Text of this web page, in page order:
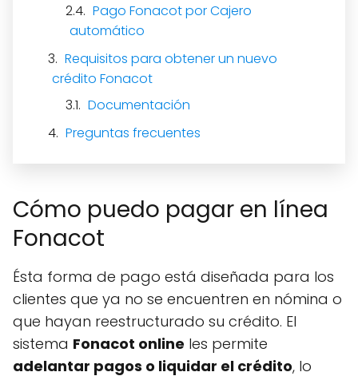
Pago Fonacot por Cajero
automático
Requisitos para obtener un nuevo
crédito Fonacot
Documentación
Preguntas frecuentes
Cómo puedo pagar en línea
Fonacot
Ésta forma de pago está diseñada para los
clientes que ya no se encuentren en nómina o
que hayan reestructurado su crédito. El
sistema Fonacot online les permite
adelantar pagos o liquidar el crédito, lo